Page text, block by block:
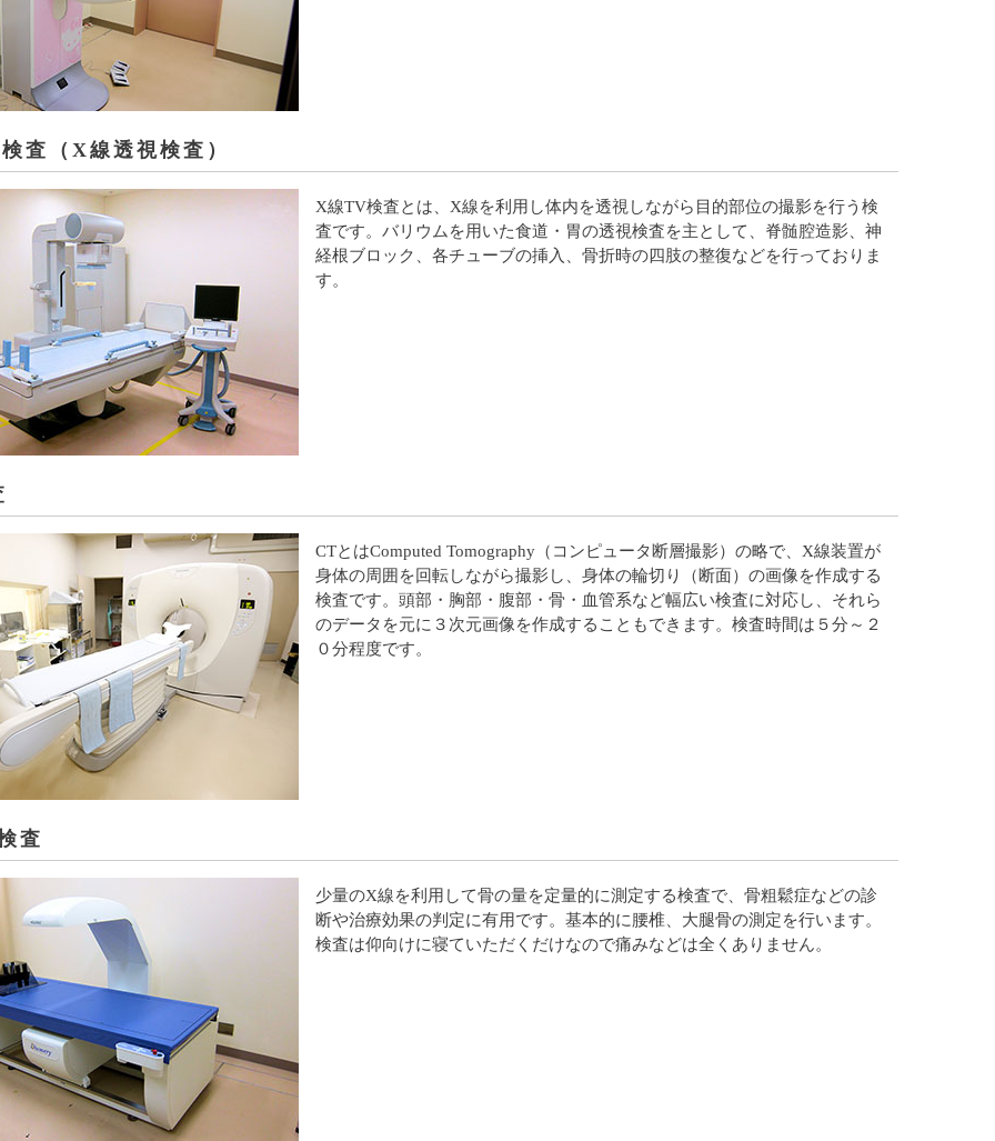
査（X線透視検査）
X線TV検査とは、X線を利用し体内を透視しながら目的部位の撮影を行う検
査です。バリウムを用いた食道・胃の透視検査を主として、脊髄腔造影、神
経根ブロック、各チューブの挿入、骨折時の四肢の整復などを行っておりま
す。
CTとはComputed Tomography（コンピュータ断層撮影）の略で、X線装置が
身体の周囲を回転しながら撮影し、身体の輪切り（断面）の画像を作成する
検査です。頭部・胸部・腹部・骨・血管系など幅広い検査に対応し、それら
のデータを元に３次元画像を作成することもできます。検査時間は５分～２
０分程度です。
査
少量のX線を利用して骨の量を定量的に測定する検査で、骨粗鬆症などの診
断や治療効果の判定に有用です。基本的に腰椎、大腿骨の測定を行います。
検査は仰向けに寝ていただくだけなので痛みなどは全くありません。